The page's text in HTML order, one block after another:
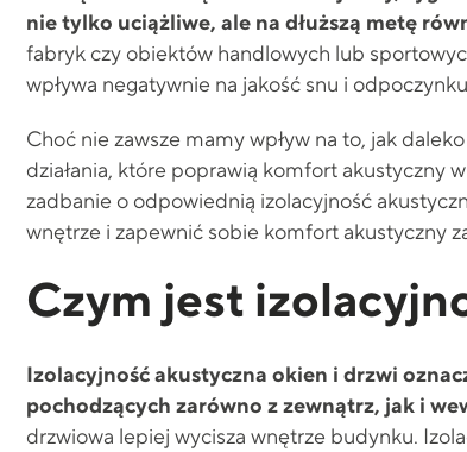
nie tylko uciążliwe, ale na dłuższą metę
fabryk czy obiektów handlowych lub
wpływa negatywnie na jakość snu i
Choć nie zawsze mamy wpływ na to, jak
działania, które poprawią komfort akustyczny
zadbanie o odpowiednią izolacyjność
wnętrze i zapewnić sobie komfort akustyczny
Czym jest
Izolacyjność akustyczna okien i drzwi
pochodzących zarówno z zewnątrz, jak i
drzwiowa lepiej wycisza wnętrze budynku.